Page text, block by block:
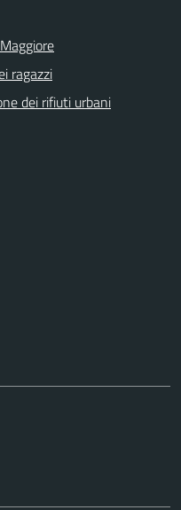
ragazzi
dei rifiuti urbani